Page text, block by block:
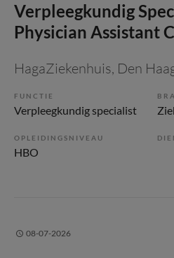
Verpleegkundig
Physician Assistant
HagaZiekenhuis, Den
FUNCTIE
Verpleegkundig specialist
OPLEIDINGSNIVEAU
HBO
08-07-2026